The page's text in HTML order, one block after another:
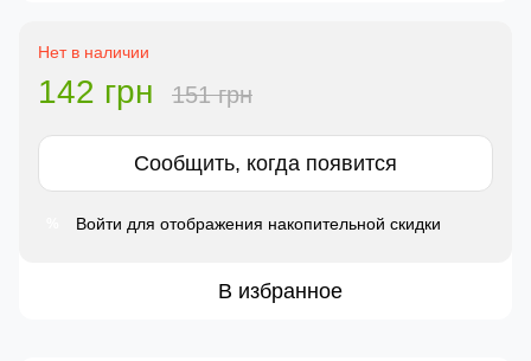
Нет в наличии
142 грн 151 грн
Сообщить, когда появится
Войти для отображения накопительной скидки
В избранное